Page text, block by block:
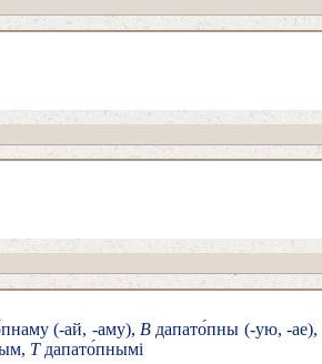
(-ай, -аму), Вдапато́пны (-ую, -ае),
Тдапато́пнымі